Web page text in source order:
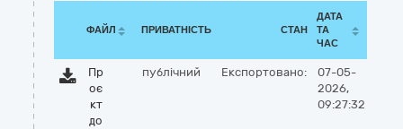
ФАЙЛ ПРИВАТНІСТЬ СТАН
ДАТА
ТА
ЧАС
Пр
оє
кт
до
публічний Експортовано:
07-05-
2026,
09:27:32